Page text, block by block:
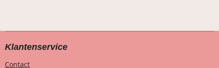
Klantenservice
Contact